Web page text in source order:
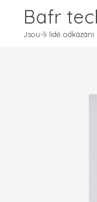
Bafr
Jsou-li lidé odkázáni